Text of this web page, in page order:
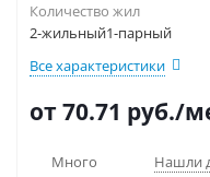
Количество жил
2-жильный1-парный
Все характеристики
от 70.71 руб./
Много Нашли